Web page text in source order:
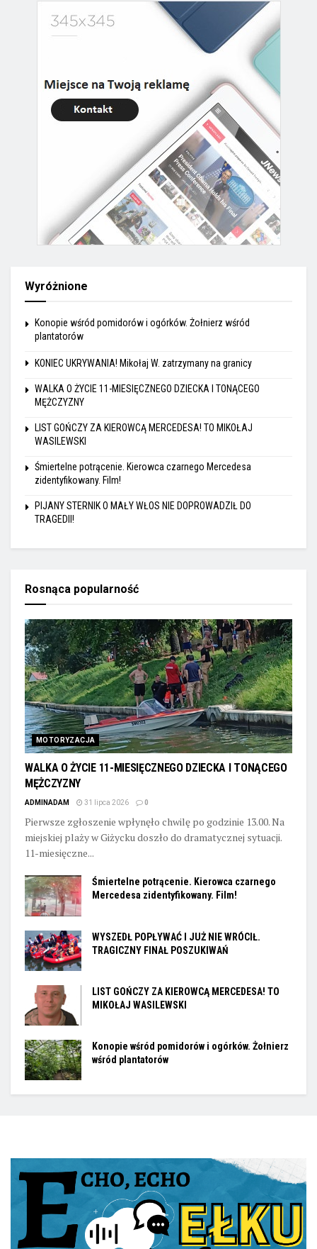
Wyróżnione
Konopie wśród pomidorów i ogórków. Żołnierz wśród
plantatorów
KONIEC UKRYWANIA! Mikołaj W. zatrzymany na granicy
WALKA O ŻYCIE 11-MIESIĘCZNEGO DZIECKA I TONĄCEGO
MĘŻCZYZNY
LIST GOŃCZY ZA KIEROWCĄ MERCEDESA! TO MIKOŁAJ
WASILEWSKI
Śmiertelne potrącenie. Kierowca czarnego Mercedesa
zidentyfikowany. Film!
PIJANY STERNIK O MAŁY WŁOS NIE DOPROWADZIŁ DO
TRAGEDII!
Rosnąca popularność
MOTORYZACJA
WALKA O ŻYCIE 11-MIESIĘCZNEGO DZIECKA I TONĄCEGO
MĘŻCZYZNY
ADMINADAM 31 lipca 2026 0
Pierwsze zgłoszenie wpłynęło chwilę po godzinie 13.00. Na
miejskiej plaży w Giżycku doszło do dramatycznej sytuacji.
11-miesięczne...
Śmiertelne potrącenie. Kierowca czarnego
Mercedesa zidentyfikowany. Film!
WYSZEDŁ POPŁYWAĆ I JUŻ NIE WRÓCIŁ.
TRAGICZNY FINAŁ POSZUKIWAŃ
LIST GOŃCZY ZA KIEROWCĄ MERCEDESA! TO
MIKOŁAJ WASILEWSKI
Konopie wśród pomidorów i ogórków. Żołnierz
wśród plantatorów